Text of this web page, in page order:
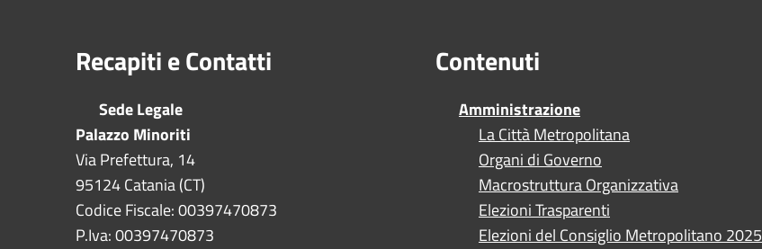
Recapiti e Contatti
Sede Legale
Palazzo Minoriti
Via Prefettura, 14
95124 Catania (CT)
Codice Fiscale: 00397470873
P.Iva: 00397470873
Contenuti
Amministrazione
La Città Metropolitana
Organi di Governo
Macrostruttura Organizzativa
Elezioni Trasparenti
Elezioni del Consiglio Metropolitano 2025